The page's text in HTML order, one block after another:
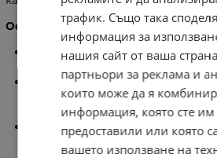
Основни характеристики:
Универсални размери80x100
от различни възрасти и
Изработено отбамбукова
осигуряват естествена
издръжливост
Предлага се вмодерни
които ще се впишат в
трафик. Също така
информация за
нашия сайт от ваша
партньори за реклама и
които може да я
информация, която сте им
предоставили или която
вашето използване на